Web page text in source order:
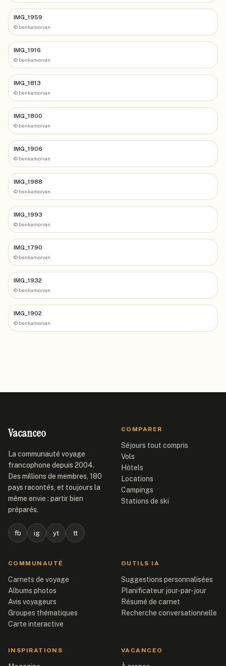
IMG_1959
© benkamorvan
IMG_1916
© benkamorvan
IMG_1813
© benkamorvan
IMG_1800
© benkamorvan
IMG_1906
© benkamorvan
IMG_1988
© benkamorvan
IMG_1993
© benkamorvan
IMG_1790
© benkamorvan
IMG_1932
© benkamorvan
IMG_1902
© benkamorvan
Vacanceo
La communauté voyage
francophone depuis 2004.
Des millions de membres, 180
pays racontés, et toujours la
même envie : partir bien
préparés.
fb ig yt tt
COMPARER
Séjours tout compris
Vols
Hôtels
Locations
Campings
Stations de ski
COMMUNAUTÉ
Carnets de voyage
Albums photos
Avis voyageurs
Groupes thématiques
Carte interactive
OUTILS IA
Suggestions personnalisées
Planificateur jour-par-jour
Résumé de carnet
Recherche conversationnelle
INSPIRATIONS VACANCEO